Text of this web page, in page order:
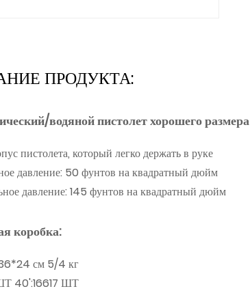
ПРОДУКТА:
водяной пистолет хорошего размера
пистолета, который легко держать в руке
давление: 50 фунтов на квадратный дюйм
давление: 145 фунтов на квадратный дюйм
коробка:
см 5/4 кг
40':16617 ШТ